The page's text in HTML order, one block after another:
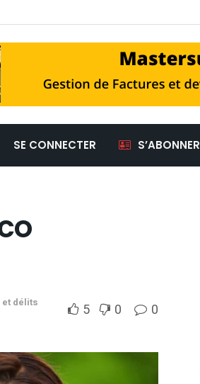
SE CONNECTER S’ABONNER
délits
5 0 0